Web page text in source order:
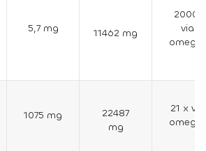
5,7 mg 11462 mg
2000 x
viac
omega
1075 mg
22487
mg
21 x
omega